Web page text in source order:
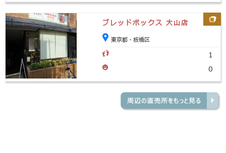
ブレッドボックス 大山店
東京都・板橋区
1
0